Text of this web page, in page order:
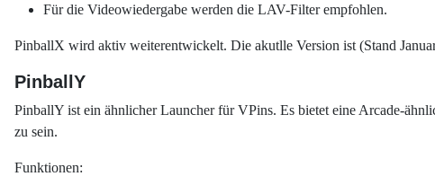
Für die Videowiedergabe werden die LAV-Filter empfohlen.
PinballX wird aktiv weiterentwickelt. Die akutlle Version ist (Stand
PinballY
PinballY ist ein ähnlicher Launcher für VPins. Es bietet eine Arcade-
zu sein.
Funktionen: